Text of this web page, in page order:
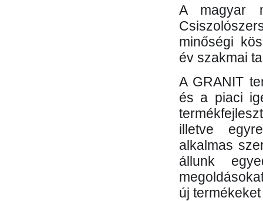
A magyar
minőségi
év szakmai
A GRANIT
és a piaci
illetve
alkalmas
állunk
új